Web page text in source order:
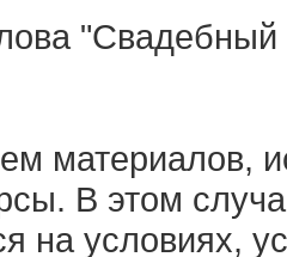
материалов,
В этом
на условиях,